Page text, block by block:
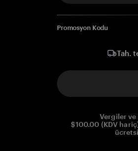
Promosyon Kodu
Tah.
Vergiler
$100.00 (KDV